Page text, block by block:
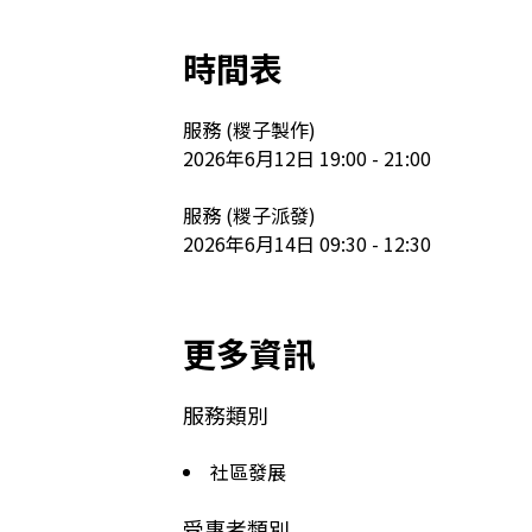
時間表
服務 (糉子製作)
2026年6月12日 19:00 - 21:00
服務 (糉子派發)
2026年6月14日 09:30 - 12:30
更多資訊
服務類別
社區發展